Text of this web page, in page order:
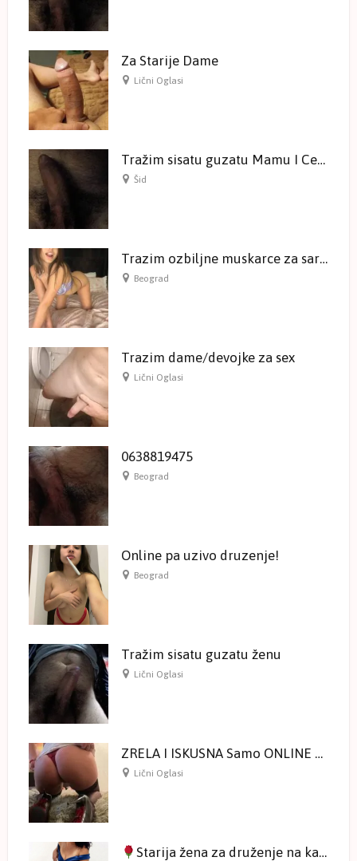
Za Starije Dame
Lični Oglasi
Tražim sisatu guzatu Mamu I Ceru
Šid
Trazim ozbiljne muskarce za saradnju
Beograd
Trazim dame/devojke za sex
Lični Oglasi
0638819475
Beograd
Online pa uzivo druzenje!
Beograd
Tražim sisatu guzatu ženu
Lični Oglasi
ZRELA I ISKUSNA Samo ONLINE druženje na kameri
Lični Oglasi
Starija žena za druženje na kameri